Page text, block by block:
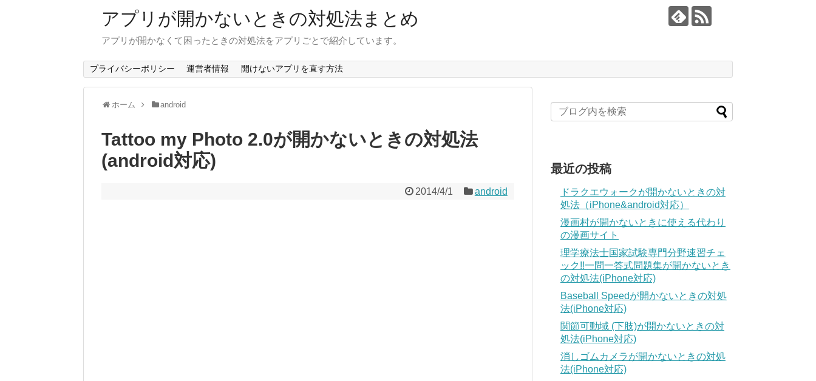
アプリが開かないときの対処法まとめ
アプリが開かなくて困ったときの対処法をアプリごとで紹介しています。
プライバシーポリシー 運営者情報 開けないアプリを直す方法
ホーム android
Tattoo my Photo 2.0が開かないときの対処法
(android対応)
2014/4/1 android
最近の投稿
ドラクエウォークが開かないときの対
処法（iPhone&android対応）
漫画村が開かないときに使える代わり
の漫画サイト
理学療法士国家試験専門分野速習チェ
ック!!一問一答式問題集が開かないとき
の対処法(iPhone対応)
Baseball Speedが開かないときの対処
法(iPhone対応)
関節可動域 (下肢)が開かないときの対
処法(iPhone対応)
消しゴムカメラが開かないときの対処
法(iPhone対応)